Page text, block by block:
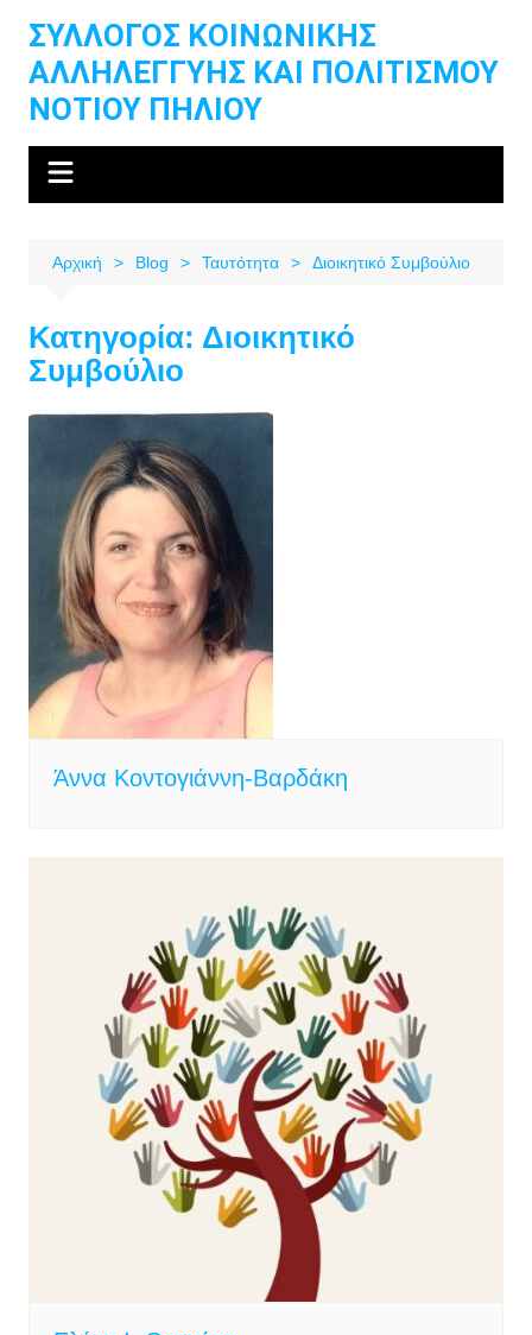
περιεχόμενο
ΣΥΛΛΟΓΟΣ ΚΟΙΝΩΝΙΚΗΣ
ΑΛΛΗΛΕΓΓΥΗΣ ΚΑΙ ΠΟΛΙΤΙΣΜΟΥ
ΝΟΤΙΟΥ ΠΗΛΙΟΥ
Αρχική Blog Ταυτότητα Διοικητικό Συμβούλιο
Κατηγορία: Διοικητικό
Συμβούλιο
Άννα Κοντογιάννη-Βαρδάκη